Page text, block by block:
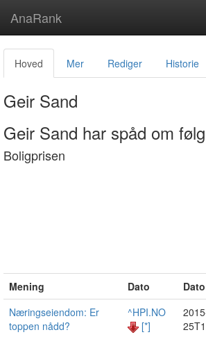
AnaRank
Hoved Mer Rediger Historie
Geir Sand
Geir Sand har spåd om
Boligprisen
Mening Dato Dato
Næringseiendom: Er
toppen nådd?
^HPI.NO
[*]